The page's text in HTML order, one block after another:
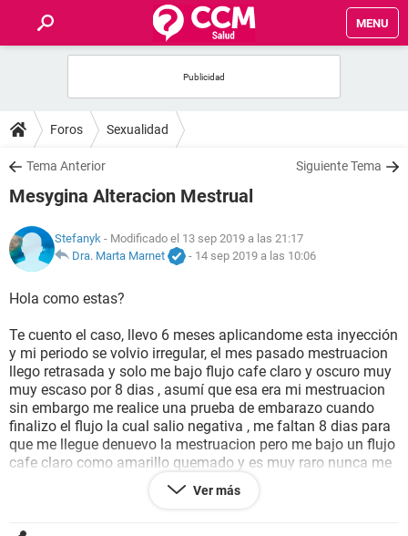
MENU
FOROS
SALUD
FAMILIA
NUTRICIÓN
BIENESTAR
SEXUALIDAD
GLOSARIO
Foros Sexualidad
Tema Anterior Siguiente Tema
Mesygina Alteracion Mestrual
Stefanyk - Modificado el 13 sep 2019 a las 21:17
Dra. Marta Marnet
- 14 sep 2019 a las 10:06
Hola como estas?
Te cuento el caso, llevo 6 meses aplicandome esta inyección
y mi periodo se volvio irregular, el mes pasado mestruacion
llego retrasada y solo me bajo flujo cafe claro y oscuro muy
muy escaso por 8 dias , asumí que esa era mi mestruacion
sin embargo me realice una prueba de embarazo cuando
finalizo el flujo la cual salio negativa , me faltan 8 dias para
que me llegue denuevo la mestruacion pero me bajo un flujo
cafe claro como amarillo quemado y es muy raro nunca me
habia pasado, tengo colicos, dolor de senos, dolor de cabeza
como si ese sea mi periodo, el flujo me sigue bajando muy
Ver más